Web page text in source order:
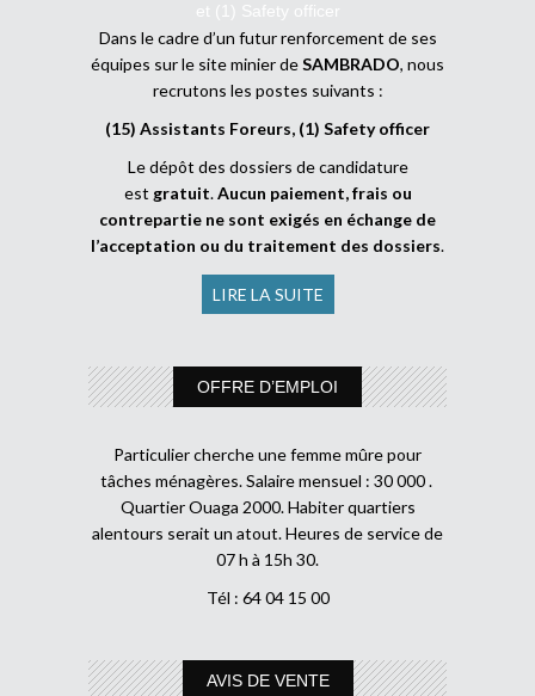
et (1) Safety officer
Dans le cadre d’un futur renforcement de ses
équipes sur le site minier deSAMBRADO, nous
recrutons les postes suivants :
(15) Assistants Foreurs, (1) Safety officer
Le dépôt des dossiers de candidature
est gratuit.Aucun paiement, frais ou
contrepartie ne sont exigés en échange de
l’acceptation ou du traitement des dossiers.
LIRE LA SUITE
OFFRE D’EMPLOI
Particulier cherche une femme mûre pour
tâches ménagères. Salaire mensuel : 30 000 .
Quartier Ouaga 2000. Habiter quartiers
alentours serait un atout. Heures de service de
07 h à 15h 30.
Tél : 64 04 15 00
AVIS DE VENTE